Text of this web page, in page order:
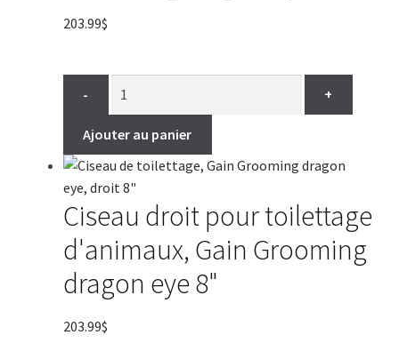
203.99$
- +
Ajouter au panier
Ciseau droit pour toilettage
d'animaux, Gain Grooming
dragon eye 8"
203.99$